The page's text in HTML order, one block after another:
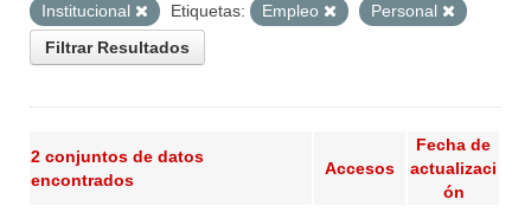
Institucional
Etiquetas: Empleo
Personal
Filtrar Resultados
2 conjuntos de datos
encontrados
Accesos
Fecha de
actualizaci
ón